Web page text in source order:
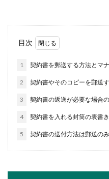
大学
楽しか
急に不安
単位が足
夜勤で
るポイ
看護師や
目次
1 契約書を郵送する方法とマ
2 契約書やそのコピーを郵送
3 契約書の返送が必要な場合
4 契約書を入れる封筒の表書
5 契約書の送付方法は郵送の